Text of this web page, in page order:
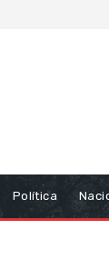
Política